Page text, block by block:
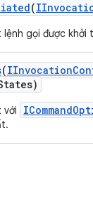
(
lệnh gọi được khởi
(IInvocation
với